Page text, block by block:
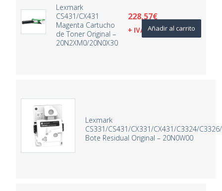
Lexmark
CS431/CX431
Magenta Cartucho
de Toner Original –
20N2XM0/20N0X30
228,57€
+ IVA Añadir al carrito
Lexmark
CS331/CS431/CX331/CX431/C3324/
Bote Residual Original – 20N0W00